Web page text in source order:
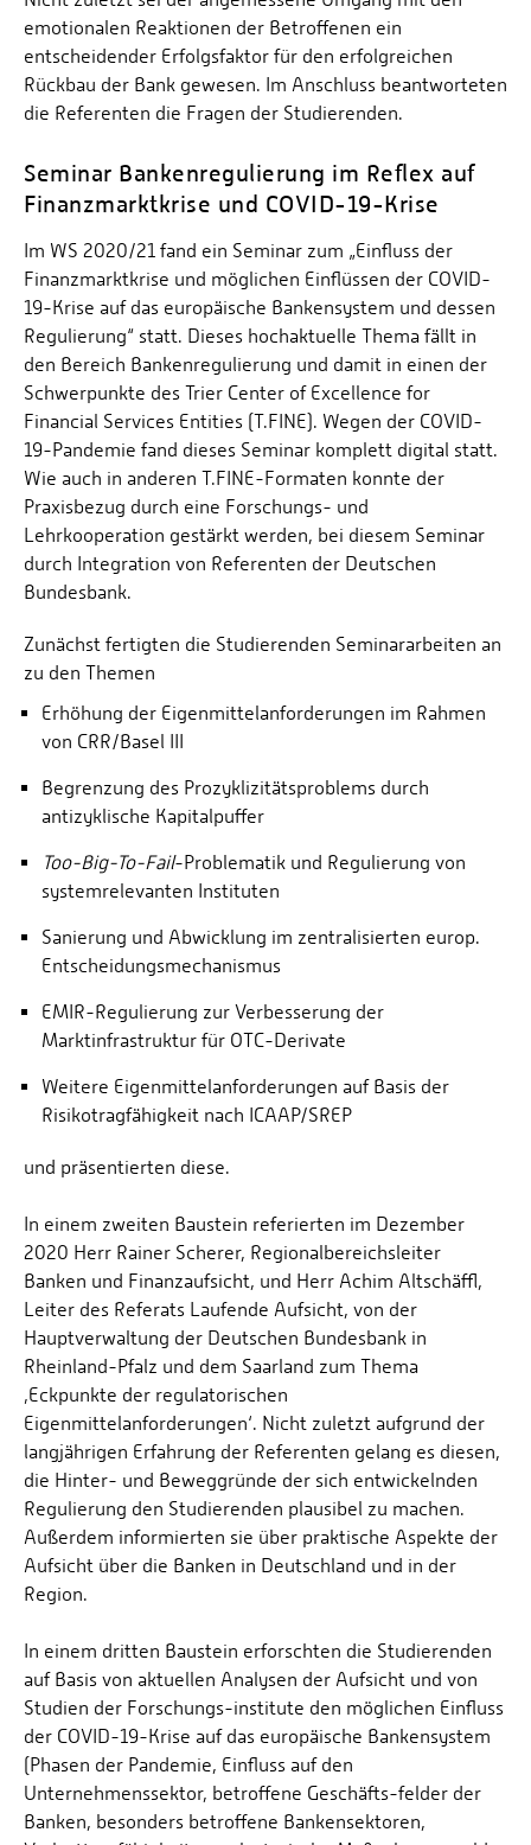
emotionalen Reaktionen der Betroffenen ein
entscheidender Erfolgsfaktor für den erfolgreichen
Rückbau der Bank gewesen. Im Anschluss beantworteten
die Referenten die Fragen der Studierenden.
Seminar Bankenregulierung im Reflex auf
Finanzmarktkrise und COVID-19-Krise
Im WS 2020/21 fand ein Seminar zum „Einfluss der
Finanzmarktkrise und möglichen Einflüssen der COVID-
19-Krise auf das europäische Bankensystem und dessen
Regulierung“ statt. Dieses hochaktuelle Thema fällt in
den Bereich Bankenregulierung und damit in einen der
Schwerpunkte des Trier Center of Excellence for
Financial Services Entities (T.FINE). Wegen der COVID-
19-Pandemie fand dieses Seminar komplett digital statt.
Wie auch in anderen T.FINE-Formaten konnte der
Praxisbezug durch eine Forschungs- und
Lehrkooperation gestärkt werden, bei diesem Seminar
durch Integration von Referenten der Deutschen
Bundesbank.
Zunächst fertigten die Studierenden Seminararbeiten an
zu den Themen
Erhöhung der Eigenmittelanforderungen im Rahmen
von CRR/Basel III
Begrenzung des Prozyklizitätsproblems durch
antizyklische Kapitalpuffer
Too-Big-To-Fail-Problematik und Regulierung von
systemrelevanten Instituten
Sanierung und Abwicklung im zentralisierten europ.
Entscheidungsmechanismus
EMIR-Regulierung zur Verbesserung der
Marktinfrastruktur für OTC-Derivate
Weitere Eigenmittelanforderungen auf Basis der
Risikotragfähigkeit nach ICAAP/SREP
und präsentierten diese.
In einem zweiten Baustein referierten im Dezember
2020 Herr Rainer Scherer, Regionalbereichsleiter
Banken und Finanzaufsicht, und Herr Achim Altschäffl,
Leiter des Referats Laufende Aufsicht, von der
Hauptverwaltung der Deutschen Bundesbank in
Rheinland-Pfalz und dem Saarland zum Thema
‚Eckpunkte der regulatorischen
Eigenmittelanforderungen‘. Nicht zuletzt aufgrund der
langjährigen Erfahrung der Referenten gelang es diesen,
die Hinter- und Beweggründe der sich entwickelnden
Regulierung den Studierenden plausibel zu machen.
Außerdem informierten sie über praktische Aspekte der
Aufsicht über die Banken in Deutschland und in der
Region.
In einem dritten Baustein erforschten die Studierenden
auf Basis von aktuellen Analysen der Aufsicht und von
Studien der Forschungs-institute den möglichen Einfluss
der COVID-19-Krise auf das europäische Bankensystem
(Phasen der Pandemie, Einfluss auf den
Unternehmenssektor, betroffene Geschäfts-felder der
Banken, besonders betroffene Bankensektoren,